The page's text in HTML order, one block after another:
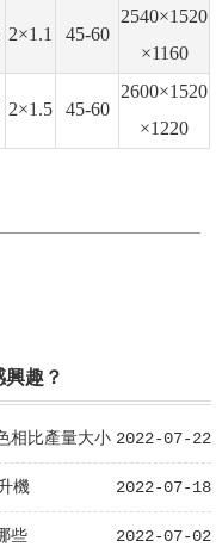
2×1.1 45-60
2540×1520
×1160
2×1.5 45-60
2600×1520
×1220
？
2022-07-22
相比產量大小
2022-07-18
機
2022-07-02
些